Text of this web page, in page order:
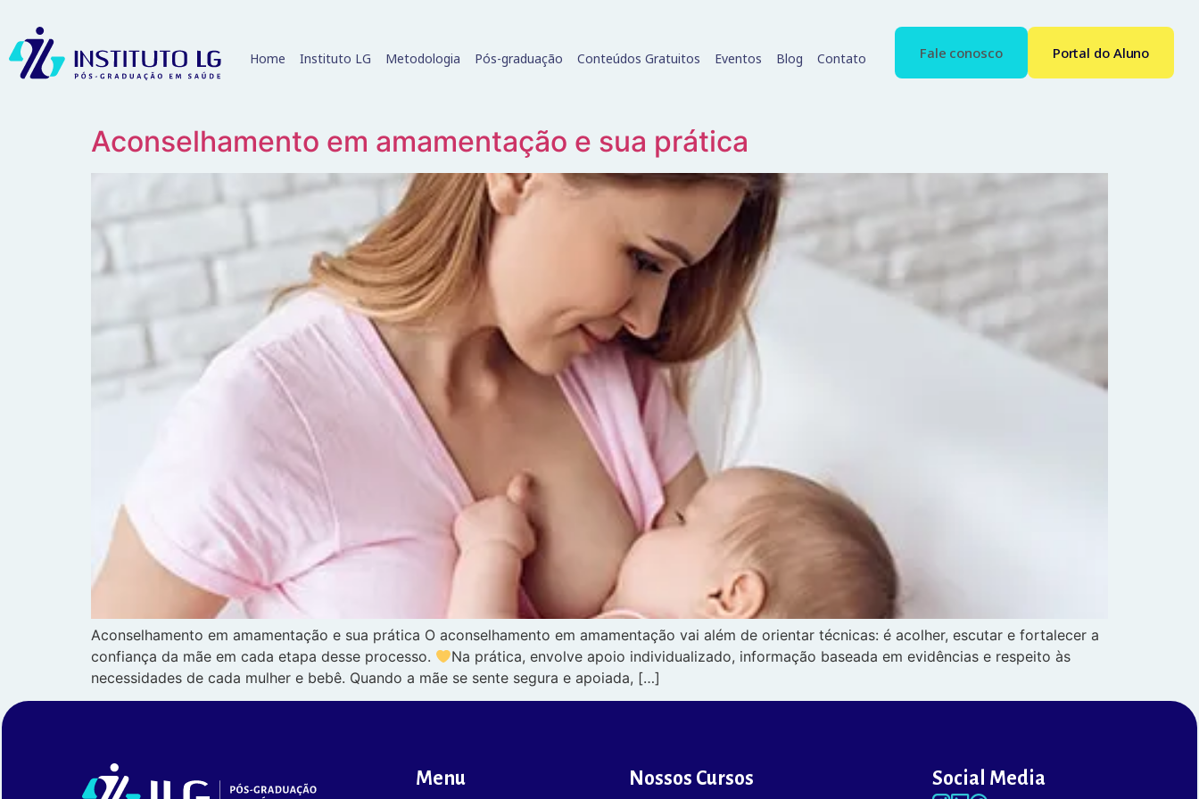
Home Instituto LG Metodologia Pós-graduação Conteúdos Gratuitos Eventos Blog Contato Fale conosco Portal do Aluno
Aconselhamento em amamentação e sua prática
Aconselhamento em amamentação e sua prática O aconselhamento em amamentação vai além de orientar técnicas: é acolher, escutar e fortalecer a
confiança da mãe em cada etapa desse processo.
Na prática, envolve apoio individualizado, informação baseada em evidências e respeito às
necessidades de cada mulher e bebê. Quando a mãe se sente segura e apoiada, […]
Menu Nossos Cursos Social Media